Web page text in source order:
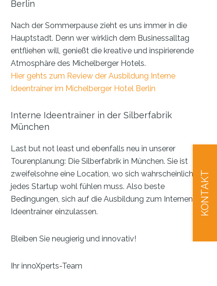
KONTAKT
Berlin
Nach der Sommerpause zieht es uns immer in die
Hauptstadt. Denn wer wirklich dem Businessalltag
entfliehen will, genießt die kreative und inspirierende
Atmosphäre des Michelberger Hotels.
Hier gehts zum Review der Ausbildung Interne
Ideentrainer im Michelberger Hotel Berlin
Interne Ideentrainer in der Silberfabrik
München
Last but not least und ebenfalls neu in unserer
Tourenplanung: Die Silberfabrik in München. Sie ist
zweifelsohne eine Location, wo sich wahrscheinlich
jedes Startup wohl fühlen muss. Also beste
Bedingungen, sich auf die Ausbildung zum Internen
Ideentrainer einzulassen.
Bleiben Sie neugierig und innovativ!
Ihr innoXperts-Team